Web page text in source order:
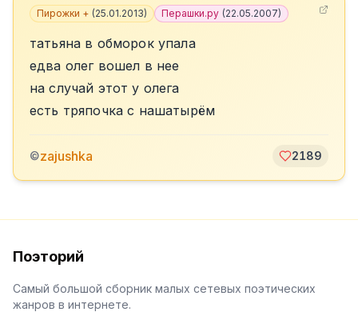
Пирожки + (25.01.2013) Перашки.ру (22.05.2007)
татьяна в обморок упала
едва олег вошел в нее
на случай этот у олега
есть тряпочка с нашатырём
©zajushka 2189
Поэторий
Самый большой сборник малых сетевых поэтических
жанров в интернете.